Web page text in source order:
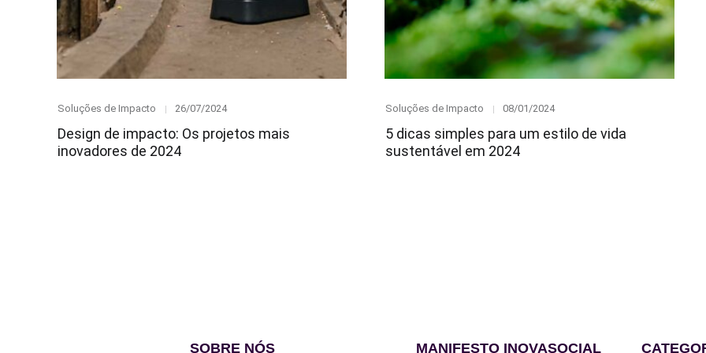
Category
Soluções de Impacto
Posted
26/07/2024
Design de impacto: Os projetos mais
inovadores de 2024
Category
Soluções de Impacto
Posted
08/01/2024
5 dicas simples para um estilo de vida
sustentável em 2024
SOBRE NÓS MANIFESTO INOVASOCIAL